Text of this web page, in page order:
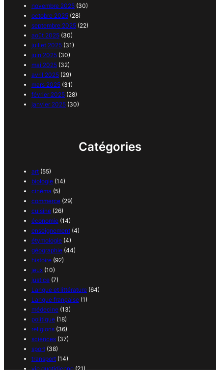
novembre 2025 (30)
octobre 2025 (28)
septembre 2025 (22)
août 2025 (30)
juillet 2025 (31)
juin 2025 (30)
mai 2025 (32)
avril 2025 (29)
mars 2025 (31)
février 2025 (28)
janvier 2025 (30)
Catégories
art (55)
biologie (14)
cinéma (5)
commerce (29)
cuisine (26)
économie (14)
enseignement (4)
étymologie (4)
géographie (44)
histoire (92)
jeux (10)
justice (7)
Langue et littérature (64)
Langue française (1)
médecine (13)
politique (18)
religions (36)
sciences (37)
sport (38)
transport (14)
vie quotidienne(21)